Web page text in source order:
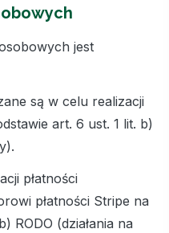
jest
są w celu realizacji
art. 6 ust. 1 lit. b)
płatności
płatności Stripe na
RODO (działania na